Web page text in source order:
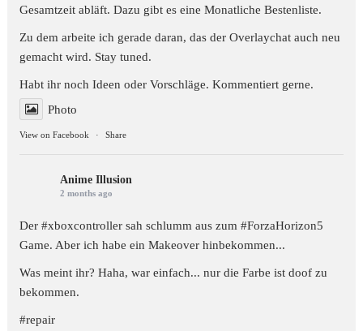
Gesamtzeit abläft. Dazu gibt es eine Monatliche Bestenliste.
Zu dem arbeite ich gerade daran, das der Overlaychat auch neu
gemacht wird. Stay tuned.
Habt ihr noch Ideen oder Vorschläge. Kommentiert gerne.
Photo
View on Facebook · Share
Anime Illusion
2 months ago
Der #xboxcontroller sah schlumm aus zum#ForzaHorizon5
Game. Aber ich habe ein Makeover hinbekommen...
Was meint ihr? Haha, war einfach... nur die Farbe ist doof zu
bekommen.
#repair